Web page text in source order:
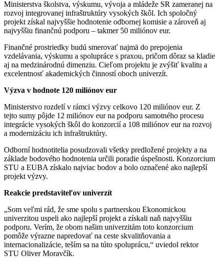
Ministerstva školstva, výskumu, vývoja a mládeže SR zameranej na
rozvoj integrovanej infraštruktúry vysokých škôl. Ich spoločný
projekt získal najvyššie hodnotenie odbornej komisie a zároveň aj
najvyššiu finančnú podporu – takmer 50 miliónov eur.
Finančné prostriedky budú smerovať najmä do prepojenia
vzdelávania, výskumu a spolupráce s praxou, pričom dôraz sa kladie
aj na medzinárodnú dimenziu. Cieľom projektu je zvýšiť kvalitu a
excelentnosť akademických činností oboch univerzít.
Výzva v hodnote 120 miliónov eur
Ministerstvo rozdelí v rámci výzvy celkovo 120 miliónov eur. Z
tejto sumy pôjde 12 miliónov eur na podporu samotného procesu
integrácie vysokých škôl do konzorcií a 108 miliónov eur na rozvoj
a modernizáciu ich infraštruktúry.
Odborní hodnotitelia posudzovali všetky predložené projekty a na
základe bodového hodnotenia určili poradie úspešnosti. Konzorcium
STU a EUBA získalo najviac bodov a bolo označené ako najlepší
projekt výzvy.
Reakcie predstaviteľov univerzít
„Som veľmi rád, že sme spolu s partnerskou Ekonomickou
univerzitou uspeli ako najlepší projekt a získali naň najvyššiu
podporu. Verím, že obom našim univerzitám toto konzorcium
pomôže výrazne napredovať na ceste skvalitňovania a
internacionalizácie, teším sa na túto spoluprácu,“ uviedol rektor
STU Oliver Moravčík.